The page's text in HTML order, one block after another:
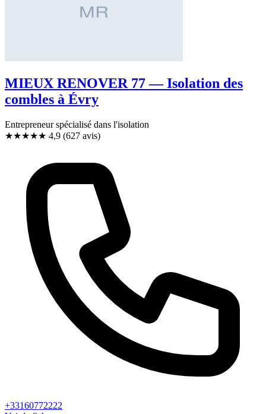
MIEUX RENOVER 77 — Isolation des
combles à Évry
Entrepreneur spécialisé dans l'isolation
★★★★★ 4,9 (627 avis)
+33160772222